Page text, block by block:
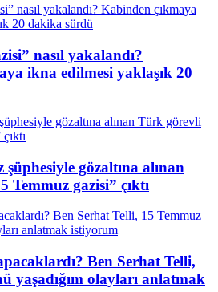
nasıl yakalandı?
ikna edilmesi yaklaşık 20
şüphesiyle gözaltına alınan
gazisi” çıktı
Ben Serhat Telli,
yaşadığım olayları anlatmak